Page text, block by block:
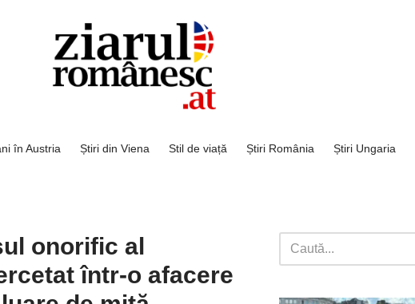
în Austria Știri din Viena Stil de viață Știri România Știri Ungaria
onorific al
într-o afacere